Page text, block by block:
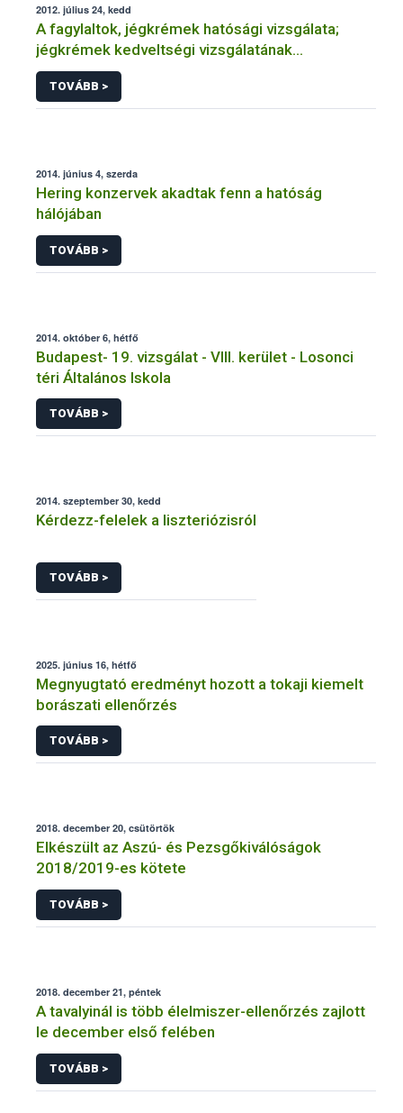
2012. július 24, kedd
A fagylaltok, jégkrémek hatósági vizsgálata;
jégkrémek kedveltségi vizsgálatának
eredményei
TOVÁBB >
2014. június 4, szerda
Hering konzervek akadtak fenn a hatóság
hálójában
TOVÁBB >
2014. október 6, hétfő
Budapest- 19. vizsgálat - VIII. kerület - Losonci
téri Általános Iskola
TOVÁBB >
2014. szeptember 30, kedd
Kérdezz-felelek a liszteriózisról
TOVÁBB >
2025. június 16, hétfő
Megnyugtató eredményt hozott a tokaji kiemelt
borászati ellenőrzés
TOVÁBB >
2018. december 20, csütörtök
Elkészült az Aszú- és Pezsgőkiválóságok
2018/2019-es kötete
TOVÁBB >
2018. december 21, péntek
A tavalyinál is több élelmiszer-ellenőrzés zajlott
le december első felében
TOVÁBB >